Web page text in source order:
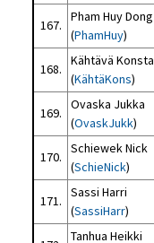
167.
Pham Huy Dong
(PhamHuy)
168.
Kähtävä Konsta
(KähtäKons)
169.
Ovaska Jukka
(OvaskJukk)
170.
Schiewek Nick
(SchieNick)
171.
Sassi Harri
(SassiHarr)
Tanhua Heikki